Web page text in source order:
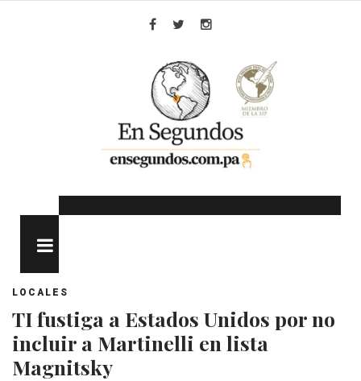
LOCALES
TI fustiga a Estados Unidos por no
incluir a Martinelli en lista
Magnitsky